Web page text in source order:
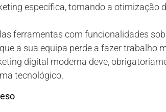
específica, tornando a otimização
ferramentas com funcionalidades
a sua equipa perde a fazer trabalho
digital moderna deve,
tecnológico.